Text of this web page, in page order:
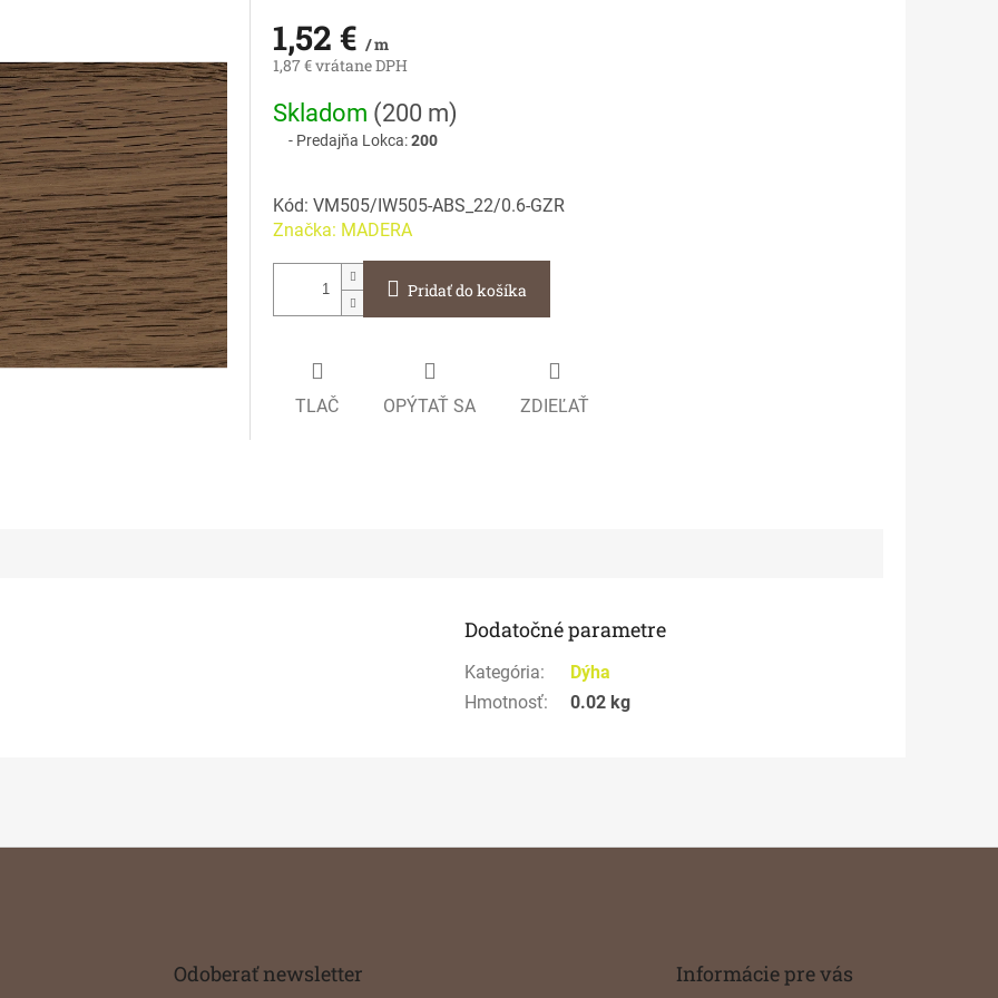
1,52 € / m
1,87 € vrátane DPH
Jednotková
cena:
Skladom (200 m)
Predajňa Lokca:200
Kód: VM505/IW505-ABS_22/0.6-GZR
Značka: MADERA
Pridať do košíka
TLAČ OPÝTAŤ SA ZDIEĽAŤ
Dodatočné parametre
Kategória:
Dýha
Hmotnosť: 0.02 kg
Odoberať newsletter Informácie pre vás